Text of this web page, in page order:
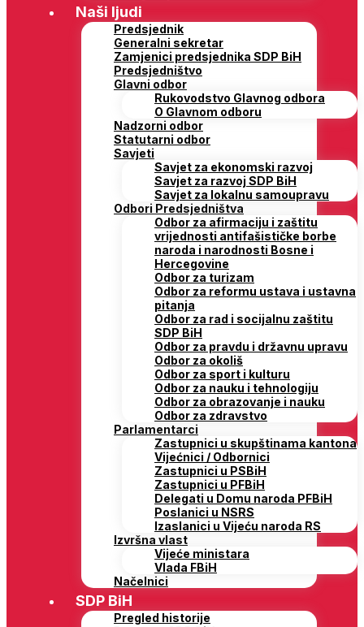
Naši ljudi
Predsjednik
Generalni sekretar
Zamjenici predsjednika SDP BiH
Predsjedništvo
Glavni odbor
Rukovodstvo Glavnog odbora
O Glavnom odboru
Nadzorni odbor
Statutarni odbor
Savjeti
Savjet za ekonomski razvoj
Savjet za razvoj SDP BiH
Savjet za lokalnu samoupravu
Odbori Predsjedništva
Odbor za afirmaciju i zaštitu
vrijednosti antifašističke borbe
naroda i narodnosti Bosne i
Hercegovine
Odbor za turizam
Odbor za reformu ustava i ustavna
pitanja
Odbor za rad i socijalnu zaštitu
SDP BiH
Odbor za pravdu i državnu upravu
Odbor za okoliš
Odbor za sport i kulturu
Odbor za nauku i tehnologiju
Odbor za obrazovanje i nauku
Odbor za zdravstvo
Parlamentarci
Zastupnici u skupštinama kantona
Vijećnici / Odbornici
Zastupnici u PSBiH
Zastupnici u PFBiH
Delegati u Domu naroda PFBiH
Poslanici u NSRS
Izaslanici u Vijeću naroda RS
Izvršna vlast
Vijeće ministara
Vlada FBiH
Načelnici
SDP BiH
Pregled historije